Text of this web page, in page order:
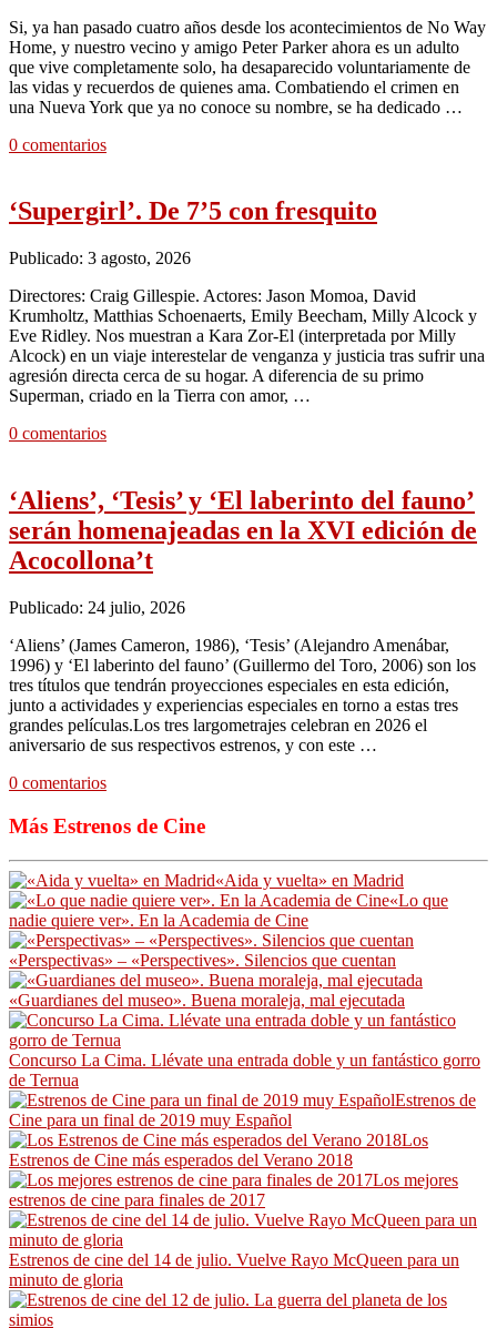
Si, ya han pasado cuatro años desde los acontecimientos de No Way
Home, y nuestro vecino y amigo Peter Parker ahora es un adulto
que vive completamente solo, ha desaparecido voluntariamente de
las vidas y recuerdos de quienes ama. Combatiendo el crimen en
una Nueva York que ya no conoce su nombre, se ha dedicado …
0 comentarios
‘Supergirl’. De 7’5 con fresquito
Publicado: 3 agosto, 2026
Directores: Craig Gillespie. Actores: Jason Momoa, David
Krumholtz, Matthias Schoenaerts, Emily Beecham, Milly Alcock y
Eve Ridley. Nos muestran a Kara Zor-El (interpretada por Milly
Alcock) en un viaje interestelar de venganza y justicia tras sufrir una
agresión directa cerca de su hogar. A diferencia de su primo
Superman, criado en la Tierra con amor, …
0 comentarios
‘Aliens’, ‘Tesis’ y ‘El laberinto del fauno’
serán homenajeadas en la XVI edición de
Acocollona’t
Publicado: 24 julio, 2026
‘Aliens’ (James Cameron, 1986), ‘Tesis’ (Alejandro Amenábar,
1996) y ‘El laberinto del fauno’ (Guillermo del Toro, 2006) son los
tres títulos que tendrán proyecciones especiales en esta edición,
junto a actividades y experiencias especiales en torno a estas tres
grandes películas.Los tres largometrajes celebran en 2026 el
aniversario de sus respectivos estrenos, y con este …
0 comentarios
Más Estrenos de Cine
«Aida y vuelta» en Madrid
«Lo que
nadie quiere ver». En la Academia de Cine
«Perspectivas» – «Perspectives». Silencios que cuentan
«Guardianes del museo». Buena moraleja, mal ejecutada
Concurso La Cima. Llévate una entrada doble y un fantástico gorro
de Ternua
Estrenos de
Cine para un final de 2019 muy Español
Los
Estrenos de Cine más esperados del Verano 2018
Los mejores
estrenos de cine para finales de 2017
Estrenos de cine del 14 de julio. Vuelve Rayo McQueen para un
minuto de gloria